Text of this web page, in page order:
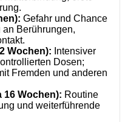
Gefahr und Chance
Berührungen,
Wochen): Intensiver
Dosen;
Fremden und anderen
16 Wochen): Routine
und weiterführende